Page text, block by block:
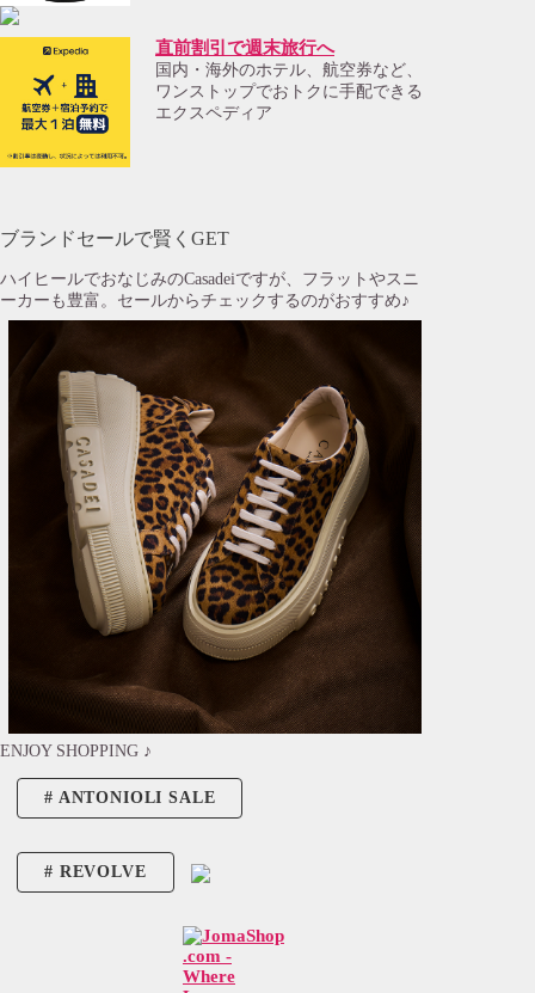
直前割引で週末旅行へ
国内・海外のホテル、航空券など、
ワンストップでおトクに手配できる
エクスペディア
ブランドセールで賢くGET
ハイヒールでおなじみのCasadeiですが、フラットやスニ
ーカーも豊富。セールからチェックするのがおすすめ♪
ENJOY SHOPPING ♪
ANTONIOLI SALE
REVOLVE